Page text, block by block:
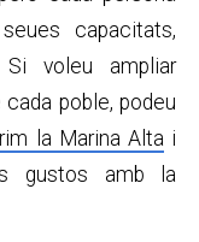
capacitats,
voleu ampliar
poble, podeu
la Marina Alta i
gustos amb la